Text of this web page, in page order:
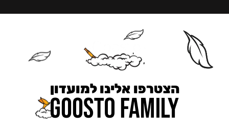
הצטרפו אלינו למועדון